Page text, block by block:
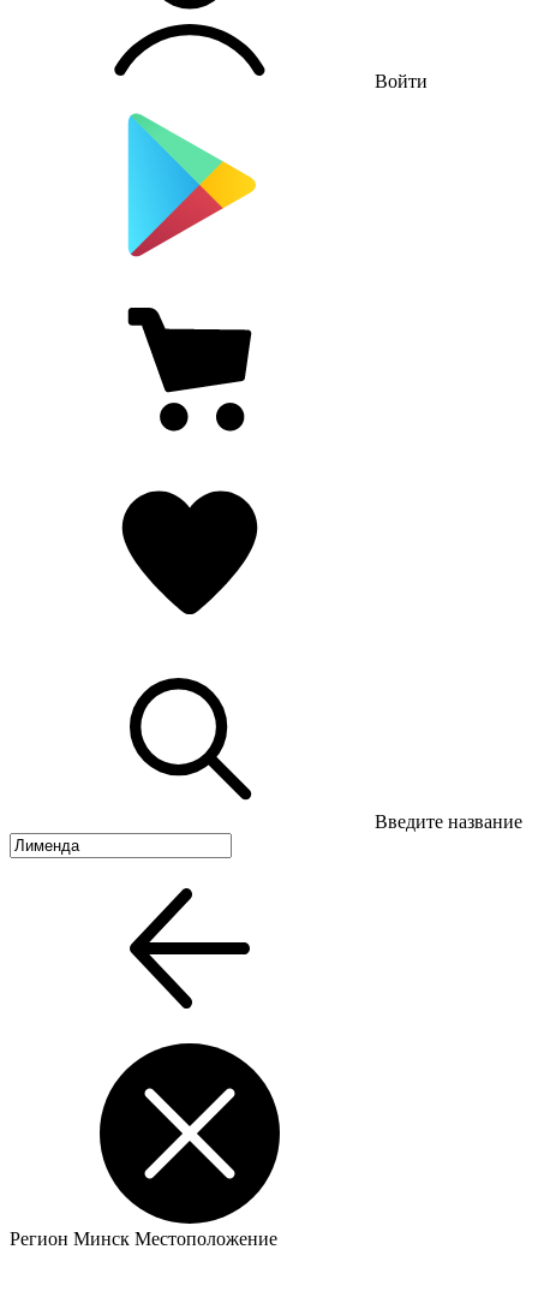
Войти
Введите название
Регион Минск Местоположение